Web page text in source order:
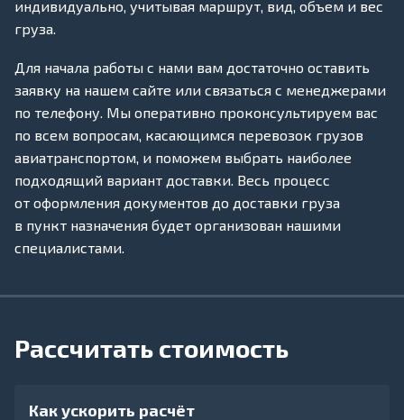
индивидуально, учитывая маршрут, вид, объем и вес
груза.
Для начала работы с нами вам достаточно оставить
заявку на нашем сайте или связаться с менеджерами
по телефону. Мы оперативно проконсультируем вас
по всем вопросам, касающимся перевозок грузов
авиатранспортом, и поможем выбрать наиболее
подходящий вариант доставки. Весь процесс
от оформления документов до доставки груза
в пункт назначения будет организован нашими
специалистами.
Рассчитать стоимость
Как ускорить расчёт